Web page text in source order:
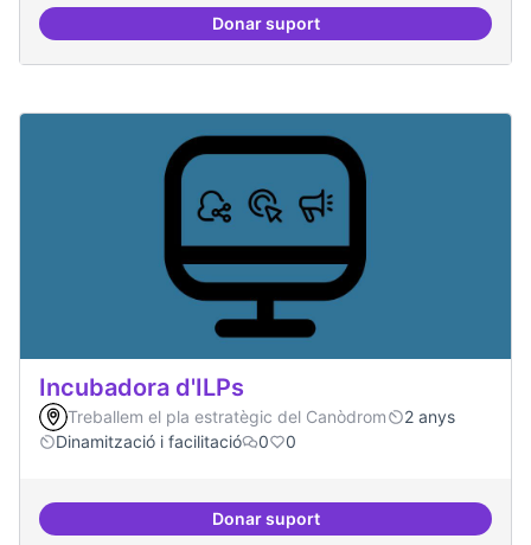
Donar suportIniciar línia de DDHH i capa
Incubadora d'ILPs
Treballem el pla estratègic del Canòdrom
2 anys
Dinamització i facilitació
0 0
Donar suportIncubadora d'ILPs